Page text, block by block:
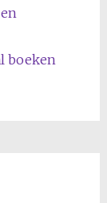
boeken